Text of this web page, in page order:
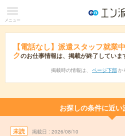
メニュー
【電話なし】派遣スタッフ就業
クのお仕事情報は、掲載が終了していま
掲載時の情報は、 ページ下部 か
お探しの条件に近
未読 掲載日 2026/08/10